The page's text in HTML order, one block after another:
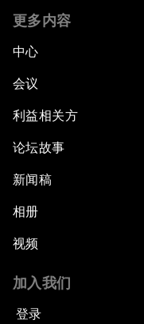
更多内容
中心
会议
利益相关方
论坛故事
新闻稿
相册
视频
加入我们
登录